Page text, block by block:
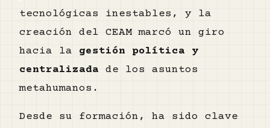
tecnológicas inestables, y la
creación del CEAM marcó un giro
hacia la gestión política y
centralizada de los asuntos
metahumanos.
Desde su formación, ha sido clave